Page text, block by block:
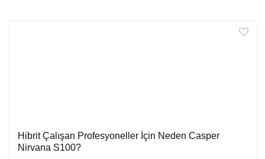
Hibrit Çalışan Profesyoneller İçin Neden Casper
Nirvana S100?